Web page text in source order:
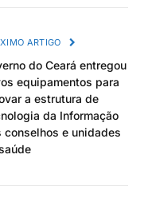
ARTIGO
do Ceará entregou
equipamentos para
a estrutura de
da Informação
conselhos e unidades